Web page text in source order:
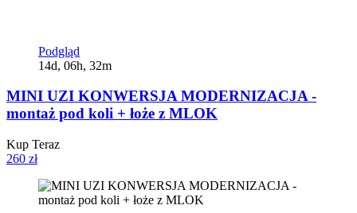
Podgląd
14d, 06h, 32m
MINI UZI KONWERSJA MODERNIZACJA -
montaż pod koli + łoże z MLOK
Kup Teraz
260 zł